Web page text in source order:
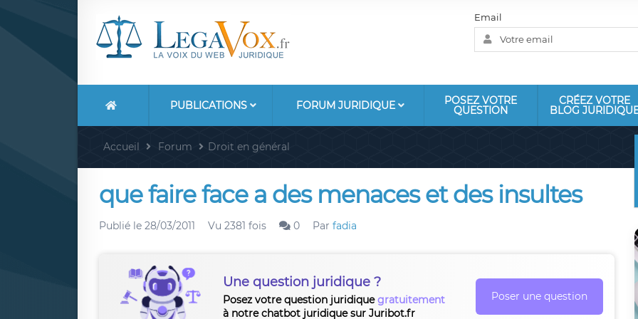
Email
PUBLICATIONS FORUM JURIDIQUE POSEZ VOTRE
QUESTION
CRÉEZ VOTRE
BLOG
Accueil Forum Droit en général
que faire face a des menaces et des insultes
Publié le 28/03/2011 Vu 2381 fois 0 Par fadia
Une question juridique ?
Posez votre question juridiquegratuitement
à notre chatbot juridique sur Juribot.fr
Poser une question